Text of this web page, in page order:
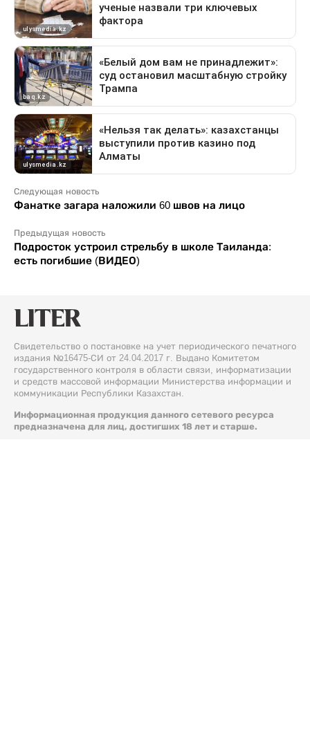
Следующая новость
Фанатке загара наложили 60 швов на лицо
Предыдущая новость
Подросток устроил стрельбу в школе Таиланда:
есть погибшие (ВИДЕО)
Свидетельство о постановке на учет периодического печатного
издания №16475-СИ от 24.04.2017 г. Выдано Комитетом
государственного контроля в области связи, информатизации
и средств массовой информации Министерства информации и
коммуникации Республики Казахстан.
Информационная продукция данного сетевого ресурса
предназначена для лиц, достигших 18 лет и старше.